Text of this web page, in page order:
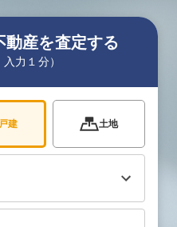
動産を査定する
入力１分）
建 土地